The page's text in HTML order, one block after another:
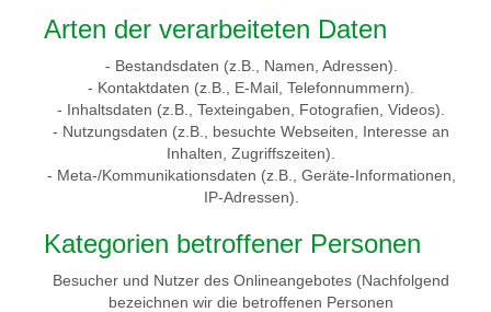
Arten der verarbeiteten Daten
- Bestandsdaten (z.B., Namen, Adressen).
- Kontaktdaten (z.B., E-Mail, Telefonnummern).
- Inhaltsdaten (z.B., Texteingaben, Fotografien, Videos).
- Nutzungsdaten (z.B., besuchte Webseiten, Interesse an
Inhalten, Zugriffszeiten).
- Meta-/Kommunikationsdaten (z.B., Geräte-Informationen,
IP-Adressen).
Kategorien betroffener Personen
Besucher und Nutzer des Onlineangebotes (Nachfolgend
bezeichnen wir die betroffenen Personen